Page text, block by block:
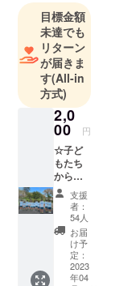
ポーツクラ
ブの保護者
会のため、
法人格も持
ち合せてお
りません
し、ホーム
ページがあ
るわけでも
ありませ
ん。
簡単ではあ
りますが、
以下、チー
ム・保護者
会を紹介さ
目標金額
未達でも
リターン
が届きま
す(All-in
方式)
2,0
00 円
☆子ど
もたち
からの
お礼の
メッ
セージ
☆
支援
者：
54人
お届
け予
定：
2023
年04